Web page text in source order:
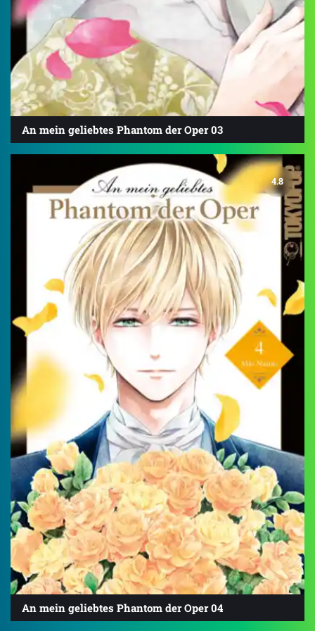
An mein geliebtes Phantom der Oper 03
4.8
An mein geliebtes Phantom der Oper 04